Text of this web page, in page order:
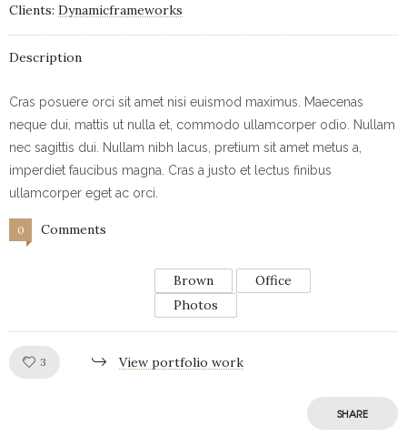
Clients: Dynamicframeworks
Description
Cras posuere orci sit amet nisi euismod maximus. Maecenas
neque dui, mattis ut nulla et, commodo ullamcorper odio. Nullam
nec sagittis dui. Nullam nibh lacus, pretium sit amet metus a,
imperdiet faucibus magna. Cras a justo et lectus finibus
ullamcorper eget ac orci.
0 Comments
Brown
Office
Photos
3 View portfolio work
SHARE